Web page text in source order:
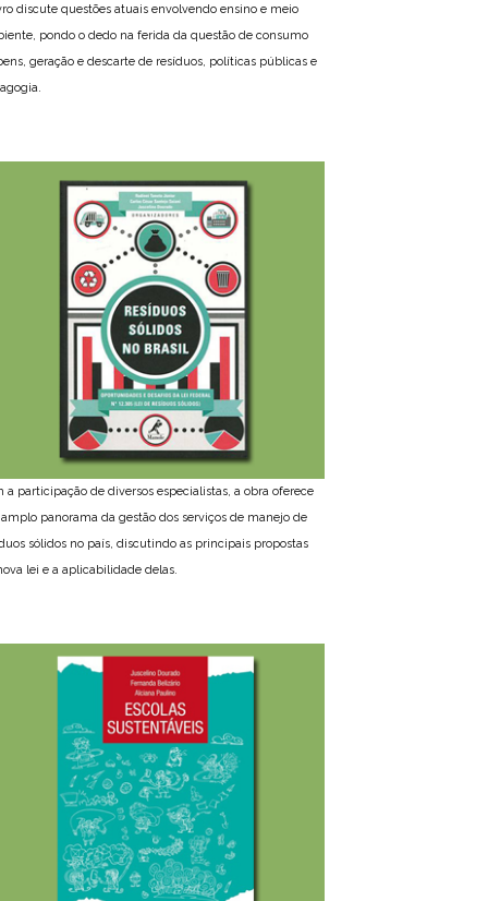
discute questões atuais envolvendo ensino e meio
pondo o dedo na ferida da questão de consumo
geração e descarte de resíduos, políticas públicas e
a participação de diversos especialistas, a obra oferece
panorama da gestão dos serviços de manejo de
sólidos no país, discutindo as principais propostas
lei e a aplicabilidade delas.